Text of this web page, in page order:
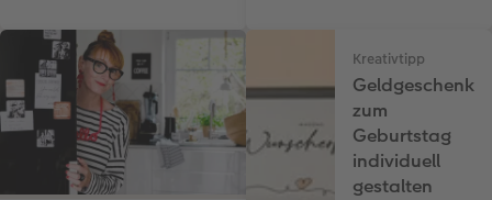
Kreativtipp
Geldgeschenk
zum
Geburtstag
individuell
gestalten